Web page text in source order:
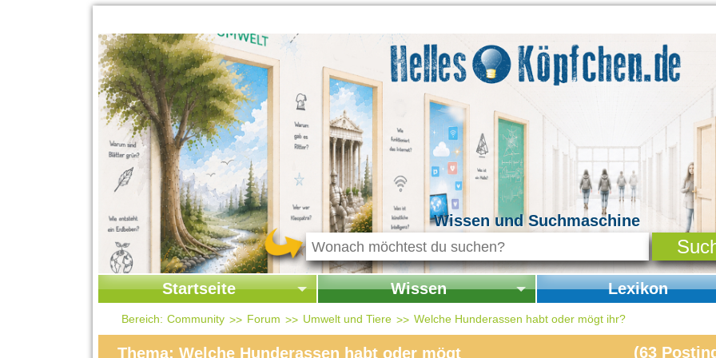
Wissen und Suchmaschine
Startseite
Startseite
Kontakt
Wissen
Startseite Wissen
Geschichte & Kultur
Lexikon
Startseite Lexikon
Bereich: Community Forum Umwelt und Tiere Welche Hunderassen habt oder mögt ihr?
Thema: Welche Hunderassen habt oder mögt
(63